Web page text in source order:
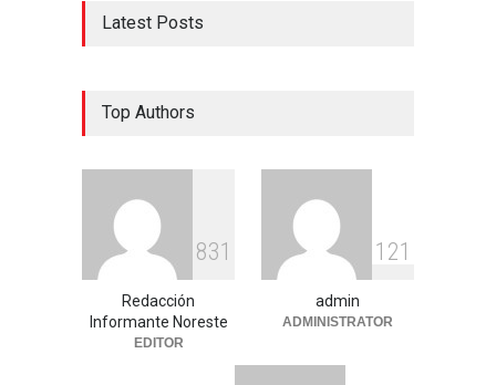
Latest Posts
Top Authors
831
Redacción
Informante Noreste
EDITOR
1 21
admin
ADMINISTRATOR